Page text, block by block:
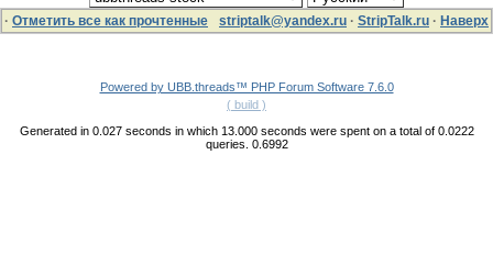
· Отметить все как прочтенные striptalk@yandex.ru · StripTalk.ru · Наверх
Powered by UBB.threads™ PHP Forum Software 7.6.0
( build )
Generated in 0.027 seconds in which 13.000 seconds were spent on a total of 0.0222
queries. 0.6992